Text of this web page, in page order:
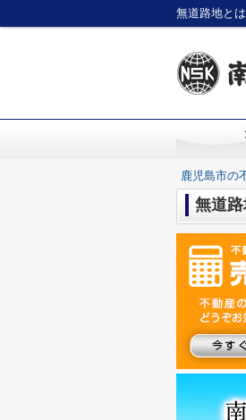
無道路地と
鹿児島市の
無道